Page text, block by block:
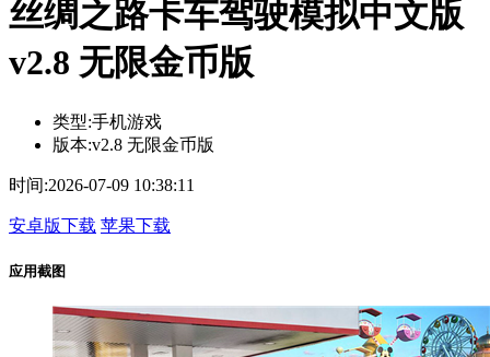
丝绸之路卡车驾驶模拟中文版
v2.8 无限金币版
类型:手机游戏
版本:v2.8 无限金币版
时间:2026-07-09 10:38:11
安卓版下载 苹果下载
应用截图